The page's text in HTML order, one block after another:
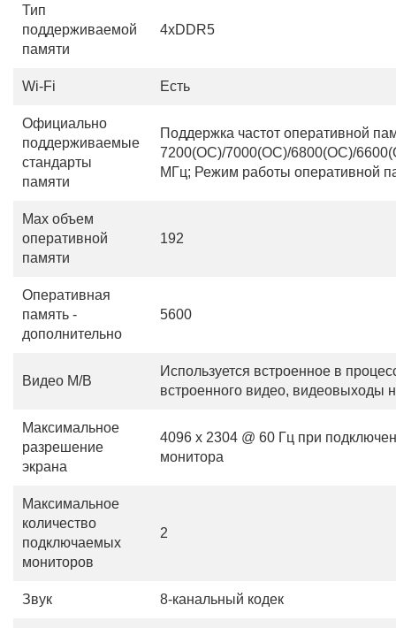
Тип
поддерживаемой
памяти
4xDDR5
Wi-Fi Есть
Официально
поддерживаемые
стандарты
памяти
Поддержка частот оперативной
7200(OC)/7000(OC)/6800(OC)/
МГц; Режим работы оперативной
Max объем
оперативной
памяти
192
Оперативная
память -
дополнительно
5600
Видео M/B
Используется встроенное в
встроенного видео, видеовыходы
Максимальное
разрешение
экрана
4096 x 2304 @ 60 Гц при
монитора
Максимальное
количество
подключаемых
мониторов
2
Звук 8-канальный кодек